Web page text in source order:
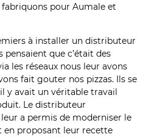
pour Aumale et
à installer un distributeur
pensaient que c’était des
les réseaux nous leur avons
fait gouter nos pizzas. Ils se
y avait un véritable travail
Le distributeur
a permis de moderniser le
proposant leur recette